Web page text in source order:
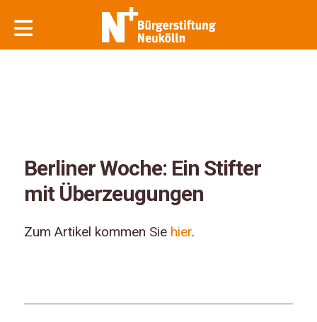
Berliner Woche: Ein Stifter
mit Überzeugungen
Zum Artikel kommen Sie hier.